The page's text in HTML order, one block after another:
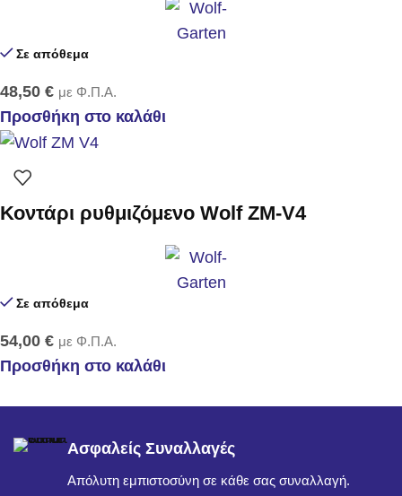
Σε απόθεμα
48,50 € με Φ.Π.Α.
Προσθήκη στο καλάθι
Κοντάρι ρυθμιζόμενο Wolf ZM-V4
Σε απόθεμα
54,00 € με Φ.Π.Α.
Προσθήκη στο καλάθι
Ασφαλείς Συναλλαγές
Απόλυτη εμπιστοσύνη σε κάθε σας συναλλαγή.